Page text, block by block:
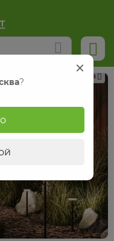
Реклама
?